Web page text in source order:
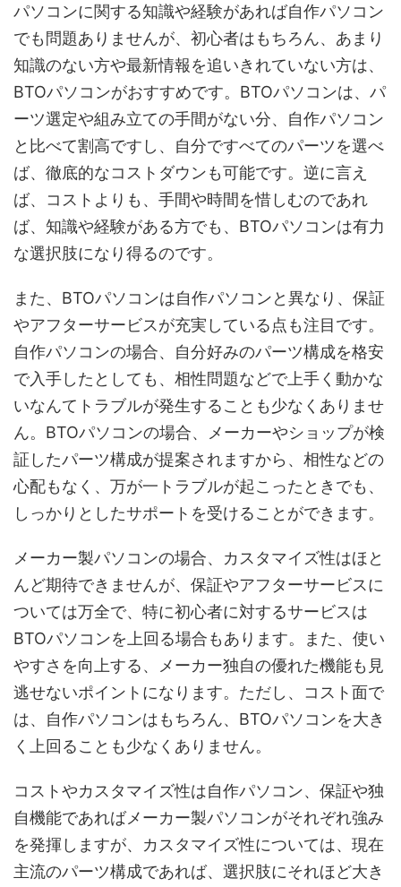
パソコンに関する知識や経験があれば自作パソコン
でも問題ありませんが、初心者はもちろん、あまり
知識のない方や最新情報を追いきれていない方は、
BTOパソコンがおすすめです。BTOパソコンは、パ
ーツ選定や組み立ての手間がない分、自作パソコン
と比べて割高ですし、自分ですべてのパーツを選べ
ば、徹底的なコストダウンも可能です。逆に言え
ば、コストよりも、手間や時間を惜しむのであれ
ば、知識や経験がある方でも、BTOパソコンは有力
な選択肢になり得るのです。
また、BTOパソコンは自作パソコンと異なり、保証
やアフターサービスが充実している点も注目です。
自作パソコンの場合、自分好みのパーツ構成を格安
で入手したとしても、相性問題などで上手く動かな
いなんてトラブルが発生することも少なくありませ
ん。BTOパソコンの場合、メーカーやショップが検
証したパーツ構成が提案されますから、相性などの
心配もなく、万が一トラブルが起こったときでも、
しっかりとしたサポートを受けることができます。
メーカー製パソコンの場合、カスタマイズ性はほと
んど期待できませんが、保証やアフターサービスに
ついては万全で、特に初心者に対するサービスは
BTOパソコンを上回る場合もあります。また、使い
やすさを向上する、メーカー独自の優れた機能も見
逃せないポイントになります。ただし、コスト面で
は、自作パソコンはもちろん、BTOパソコンを大き
く上回ることも少なくありません。
コストやカスタマイズ性は自作パソコン、保証や独
自機能であればメーカー製パソコンがそれぞれ強み
を発揮しますが、カスタマイズ性については、現在
主流のパーツ構成であれば、選択肢にそれほど大き